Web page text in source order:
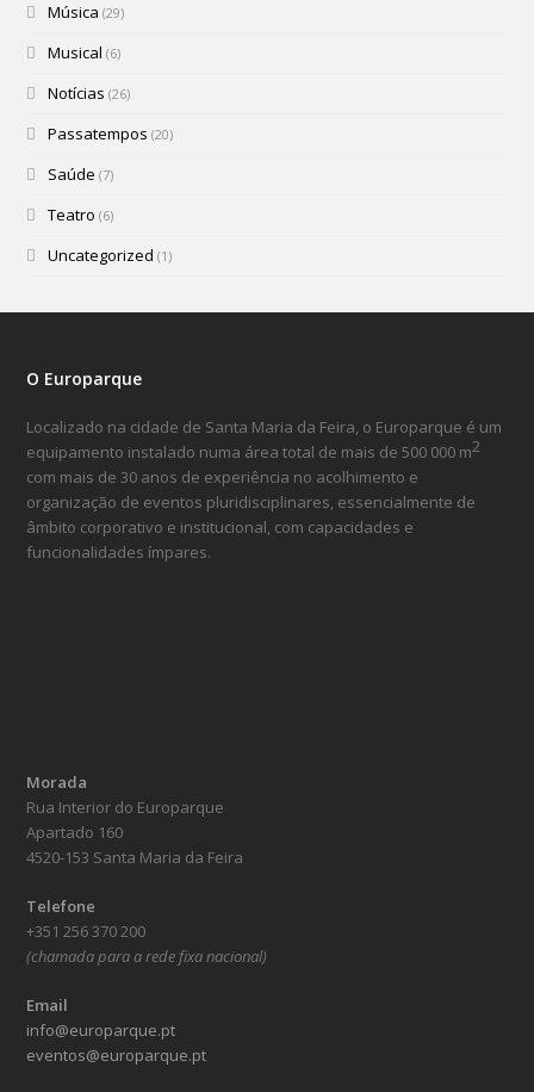
Música (29)
Musical (6)
Notícias (26)
Passatempos (20)
Saúde (7)
Teatro (6)
Uncategorized (1)
O Europarque
Localizado na cidade de Santa Maria da Feira, o Europarque é um
equipamento instalado numa área total de mais de 500 000 m2
com mais de 30 anos de experiência no acolhimento e
organização de eventos pluridisciplinares, essencialmente de
âmbito corporativo e institucional, com capacidades e
funcionalidades ímpares.
Morada
Rua Interior do Europarque
Apartado 160
4520-153 Santa Maria da Feira
Telefone
+351 256 370 200
(chamada para a rede fixa nacional)
Email
info@europarque.pt
eventos@europarque.pt